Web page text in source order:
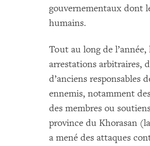
gouvernementaux dont
humains.
Tout au long de
arrestations arbitraires,
d’anciens responsables
ennemis, notamment
des membres ou
province du Khorasan
a mené des attaques